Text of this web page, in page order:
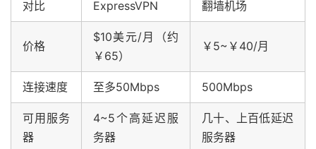
对比 ExpressVPN 翻墙机场
价格
$10美元/月（约
￥65）
￥5~￥40/月
连接速度 至多50Mbps 500Mbps
可用服务
器
4~5个高延迟服
务器
几十、上百低延迟
服务器